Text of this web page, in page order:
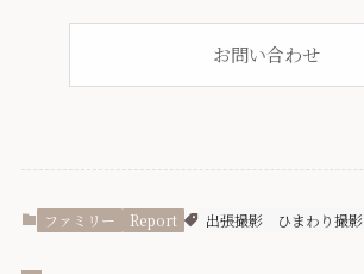
お問い合わせ
ファミリー Report 出張撮影 ひまわり撮影